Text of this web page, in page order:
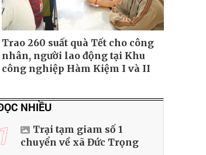
Trao 260 suất quà Tết cho công
nhân, người lao động tại Khu
công nghiệp Hàm Kiệm I và II
NHIỀU
1
Trại tạm giam số 1
chuyển về xã Đức Trọng